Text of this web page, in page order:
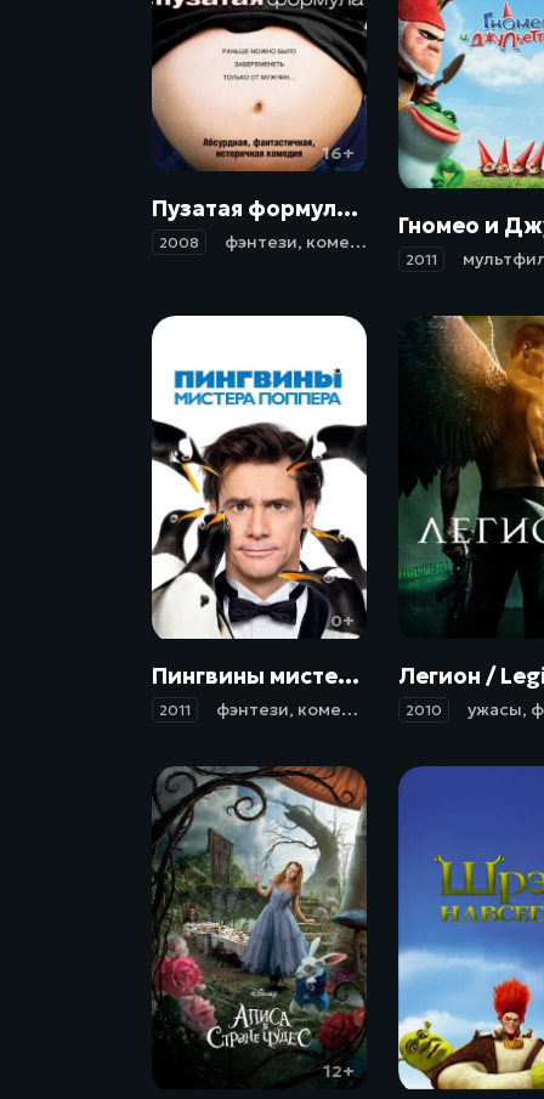
16+
Пузатая формула / The Baby Formula (2008)
2008 фэнтези, комедия
2011
0+
Пингвины мистера Поппера / Mr. Popper's Penguins (2011)
2011 фэнтези, комедия семейный
2010 ужасы,
12+